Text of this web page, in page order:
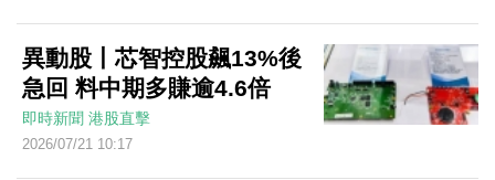
異動股丨芯智控股飆13%後
急回 料中期多賺逾4.6倍
即時新聞 港股直擊
2026/07/21 10:17